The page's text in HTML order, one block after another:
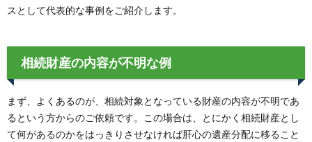
スとして代表的な事例をご紹介します。
相続財産の内容が不明な例
まず、よくあるのが、相続対象となっている財産の内容が不明であ
るという方からのご依頼です。この場合は、とにかく相続財産とし
て何があるのかをはっきりさせなければ肝心の遺産分配に移ること